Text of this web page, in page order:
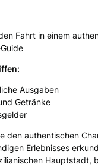
Fahrt in einem
Ausgaben
Getränke
den authentischen
Erlebnisses
Hauptstadt,